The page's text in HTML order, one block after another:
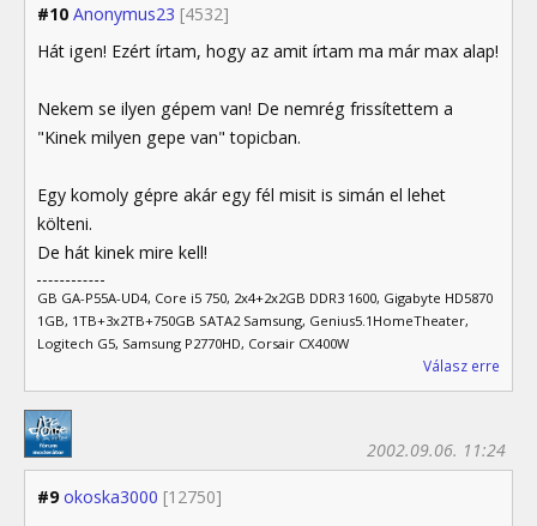
#10 Anonymus23 [4532]
Hát igen! Ezért írtam, hogy az amit írtam ma már max alap!
Nekem se ilyen gépem van! De nemrég frissítettem a
"Kinek milyen gepe van" topicban.
Egy komoly gépre akár egy fél misit is simán el lehet
költeni.
De hát kinek mire kell!
GB GA-P55A-UD4, Core i5 750, 2x4+2x2GB DDR3 1600, Gigabyte HD5870
1GB, 1TB+3x2TB+750GB SATA2 Samsung, Genius5.1HomeTheater,
Logitech G5, Samsung P2770HD, Corsair CX400W
Válasz erre
#9 okoska3000 [12750]
2002.09.06. 11:24